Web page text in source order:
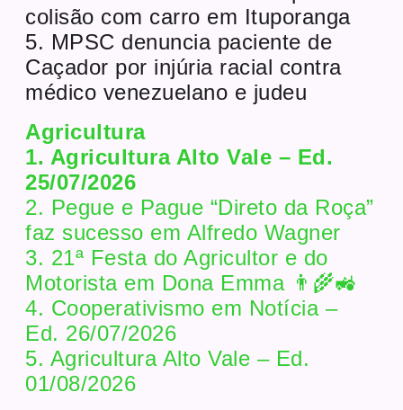
colisão com carro em Ituporanga
5. MPSC denuncia paciente de
Caçador por injúria racial contra
médico venezuelano e judeu
Agricultura
1. Agricultura Alto Vale – Ed.
25/07/2026
2. Pegue e Pague “Direto da Roça”
faz sucesso em Alfredo Wagner
3. 21ª Festa do Agricultor e do
Motorista em Dona Emma 👨‍🌾🚜
4. Cooperativismo em Notícia –
Ed. 26/07/2026
5. Agricultura Alto Vale – Ed.
01/08/2026